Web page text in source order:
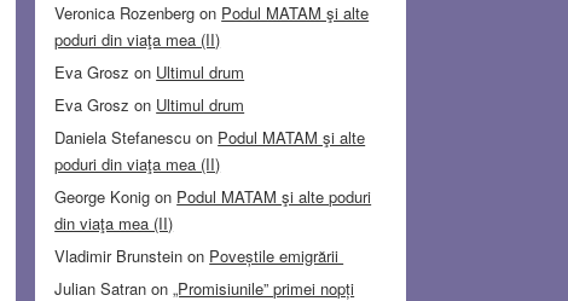
Veronica Rozenberg on Podul MATAM şi alte
poduri din viaţa mea (II)
Eva Grosz on Ultimul drum
Eva Grosz on Ultimul drum
Daniela Stefanescu on Podul MATAM şi alte
poduri din viaţa mea (II)
George Konig on Podul MATAM şi alte poduri
din viaţa mea (II)
Vladimir Brunstein on Poveștile emigrării
Julian Satran on„Promisiunile” primei nopți